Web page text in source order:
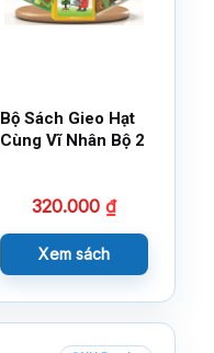
Bộ Sách Gieo Hạt
Cùng Vĩ Nhân Bộ 2
320.000 ₫
Xem sách